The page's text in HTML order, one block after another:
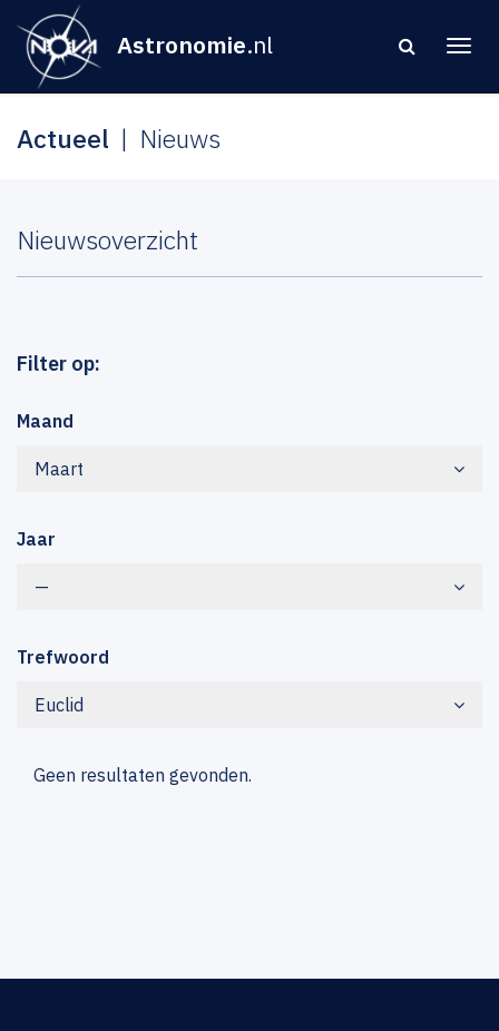
Astronomie.nl
Actueel Nieuws
Nieuwsoverzicht
Filter op:
Maand
Maart
Jaar
—
Trefwoord
Euclid
Geen resultaten gevonden.